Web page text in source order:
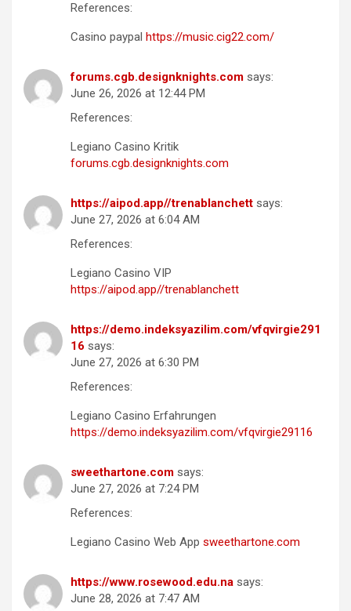
References:
Casino paypal https://music.cig22.com/
forums.cgb.designknights.com says:
June 26, 2026 at 12:44 PM
References:
Legiano Casino Kritik
forums.cgb.designknights.com
https://aipod.app//trenablanchett says:
June 27, 2026 at 6:04 AM
References:
Legiano Casino VIP
https://aipod.app//trenablanchett
https://demo.indeksyazilim.com/vfqvirgie291
16 says:
June 27, 2026 at 6:30 PM
References:
Legiano Casino Erfahrungen
https://demo.indeksyazilim.com/vfqvirgie29116
sweethartone.com says:
June 27, 2026 at 7:24 PM
References:
Legiano Casino Web App sweethartone.com
https://www.rosewood.edu.na says:
June 28, 2026 at 7:47 AM